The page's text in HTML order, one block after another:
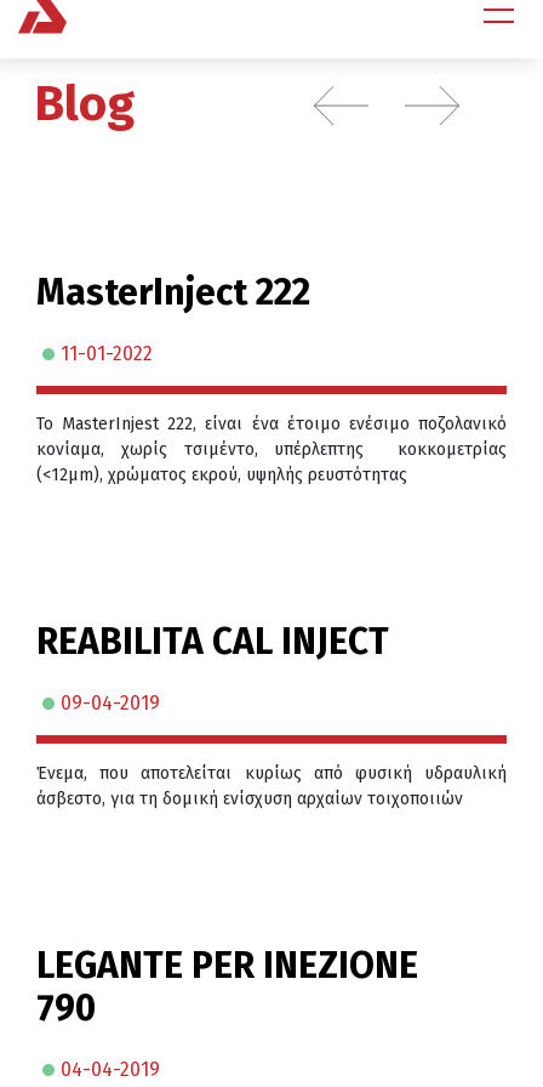
Blog
MasterInject 222
11-01-2022
Το MasterInjest 222, είναι ένα έτοιμο ενέσιμο ποζολανικό
κονίαμα, χωρίς τσιμέντο, υπέρλεπτης κοκκομετρίας
(<12μm), χρώματος εκρού, υψηλής ρευστότητας
REABILITA CAL INJECT
09-04-2019
Ένεμα, που αποτελείται κυρίως από φυσική υδραυλική
άσβεστο, για τη δομική ενίσχυση αρχαίων τοιχοποιιών
LEGANTE PER INEZIONE
790
04-04-2019